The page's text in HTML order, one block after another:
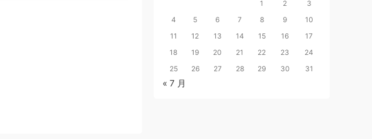
1
2
3
4
5 6 7 8 9
10
11
12 13 14 15 16
17
18
19 20 21 22 23
24
25
26 27 28 29 30 31
« 7 月